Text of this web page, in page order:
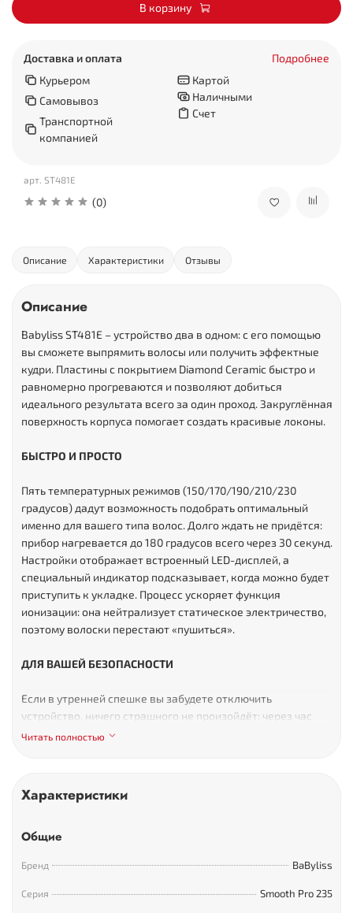
арт. ST481E
(0)
В корзину
Доставка и оплата
Подробнее
Курьером
Самовывоз
Транспортной
компанией
Картой
Наличными
Счет
Описание Характеристики Отзывы
Описание
Babyliss ST481E – устройство два в одном: с его помощью
вы сможете выпрямить волосы или получить эффектные
кудри. Пластины с покрытием Diamond Ceramic быстро и
равномерно прогреваются и позволяют добиться
идеального результата всего за один проход. Закруглённая
поверхность корпуса помогает создать красивые локоны.
БЫСТРО И ПРОСТО
Пять температурных режимов (150/170/190/210/230
градусов) дадут возможность подобрать оптимальный
именно для вашего типа волос. Долго ждать не придётся:
прибор нагревается до 180 градусов всего через 30 секунд.
Настройки отображает встроенный LED-дисплей, а
специальный индикатор подсказывает, когда можно будет
приступить к укладке. Процесс ускоряет функция
ионизации: она нейтрализует статическое электричество,
поэтому волоски перестают «пушиться».
ДЛЯ ВАШЕЙ БЕЗОПАСНОСТИ
Если в утренней спешке вы забудете отключить
устройство, ничего страшного не произойдёт: через час
сработает автоматическая система защиты. Вместе с
горячими пластинами. Для компактного хранения Babyliss
Комплектация BaByliss Pure Metal
ST481E:
Читать полностью
Характеристики
Общие
Бренд BaByliss
Серия Smooth Pro 235